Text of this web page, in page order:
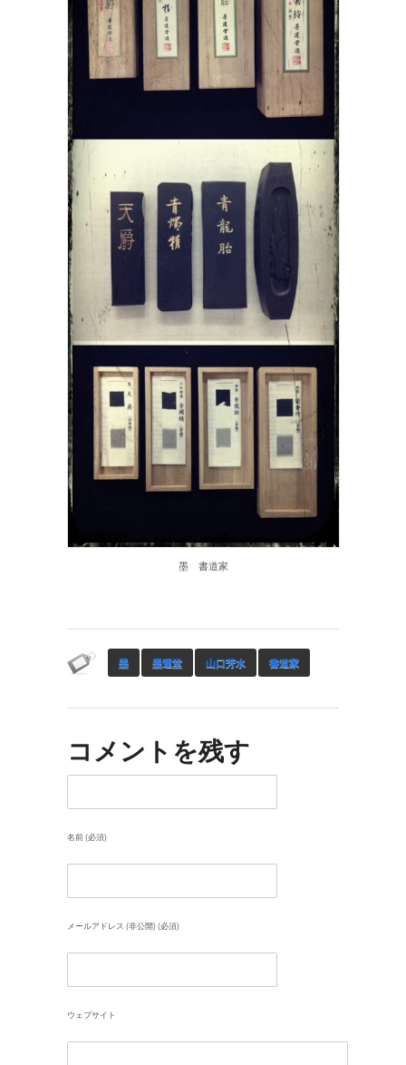
墨 書道家
墨 墨運堂 山口芳水 書道家
コメントを残す
名前 (必須)
メールアドレス (非公開) (必須)
ウェブサイト